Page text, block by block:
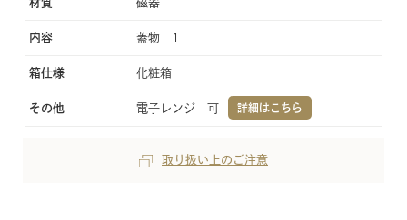
材質 磁器
内容 蓋物 1
箱仕様 化粧箱
その他 電子レンジ 可 詳細はこちら
取り扱い上のご注意